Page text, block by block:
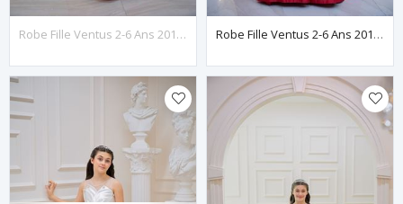
Robe Fille Ventus 2-6 Ans 20144 Poudre Robe Fille Ventus 2-6 Ans 20144 Rouge